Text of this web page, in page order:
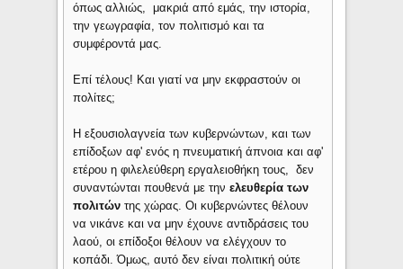
όπως αλλιώς, μακριά από εμάς, την ιστορία,
την γεωγραφία, τον πολιτισμό και τα
συμφέροντά μας.
Επί τέλους! Και γιατί να μην εκφραστούν οι
πολίτες;
Η εξουσιολαγνεία των κυβερνώντων, και των
επίδοξων αφ' ενός η πνευματική άπνοια και αφ'
ετέρου η φιλελεύθερη εργαλειοθήκη τους, δεν
συναντώνται πουθενά με την ελευθερία των
πολιτώντης χώρας. Οι κυβερνώντες θέλουν
να νικάνε και να μην έχουνε αντιδράσεις του
λαού, οι επίδοξοι θέλουν να ελέγχουν το
κοπάδι. Όμως, αυτό δεν είναι πολιτική ούτε